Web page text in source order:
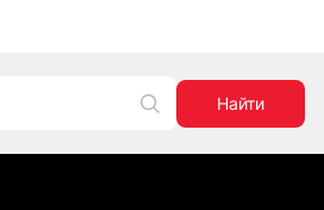
Найти